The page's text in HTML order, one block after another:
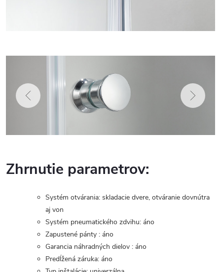
Zhrnutie parametrov:
Systém otvárania: skladacie dvere, otváranie dovnútra
aj von
Systém pneumatického zdvihu: áno
Zapustené pánty : áno
Garancia náhradných dielov : áno
Predĺžená záruka: áno